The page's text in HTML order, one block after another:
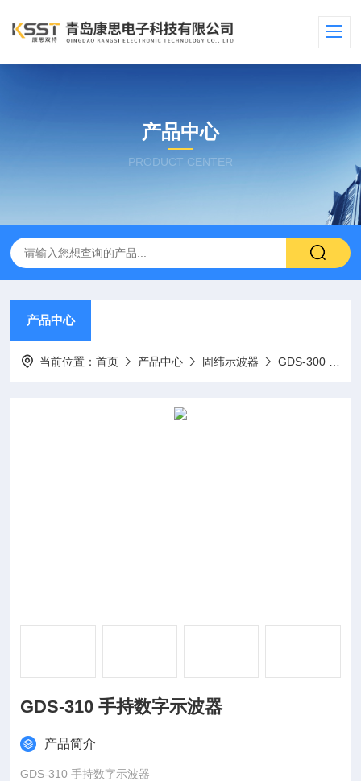
产品中心
PRODUCT CENTER
产品中心
当前位置：首页 产品中心 固纬示波器 GDS-300 / GDS-200手持数字示波器
GDS-310 手持数字示波器
产品简介
GDS-310 手持数字示波器